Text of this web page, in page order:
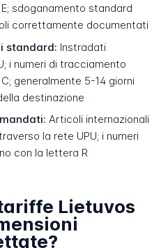
sdoganamento standard
correttamente documentati
standard: Instradati
i numeri di tracciamento
generalmente 5-14 giorni
destinazione
Articoli internazionali
la rete UPU; i numeri
con la lettera R
Lietuvos